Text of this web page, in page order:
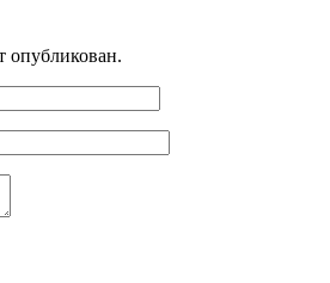
опубликован.